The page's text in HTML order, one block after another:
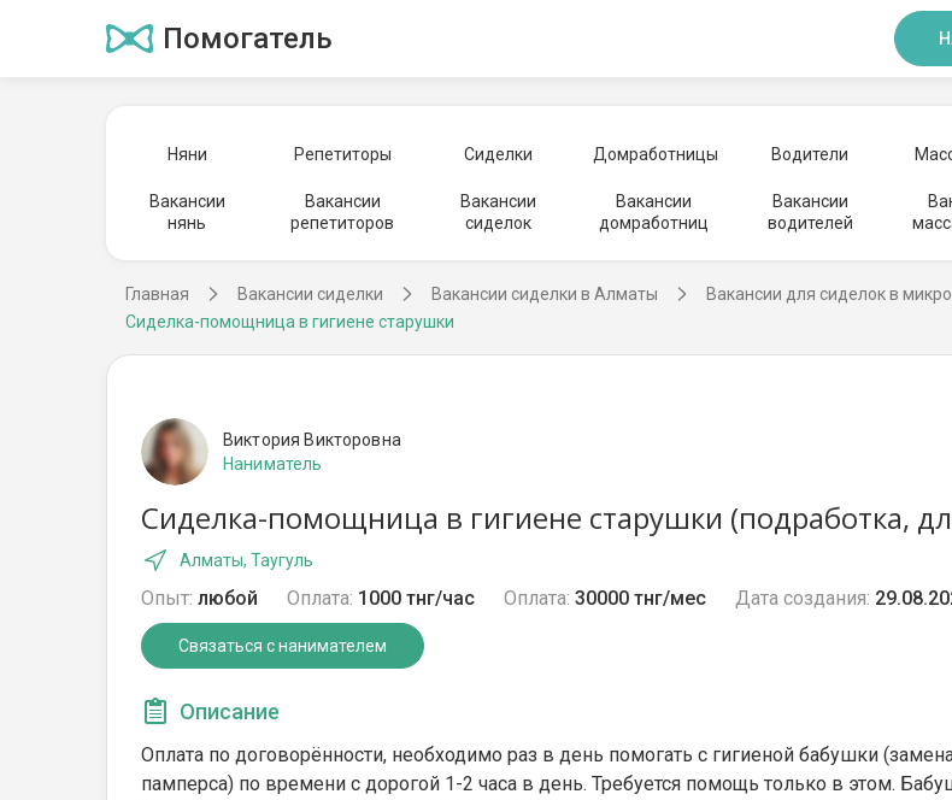
Помогатель
Няни Репетиторы Сиделки Домработницы Водители
Вакансии
нянь
Вакансии
репетиторов
Вакансии
сиделок
Вакансии
домработниц
Вакансии
водителей
Главная Вакансии сиделки Вакансии сиделки в Алматы
Вакансии для сиделок в
Сиделка-помощница в гигиене старушки
Виктория Викторовна
Наниматель
Сиделка-помощница в гигиене старушки (подработка,
Алматы, Таугуль
Опыт: любой Оплата: 1000 тнг/час Оплата: 30000 тнг/мес Дата создания:
Связаться с нанимателем
Описание
Оплата по договорённости, необходимо раз в день помогать с гигиеной бабушки
памперса) по времени с дорогой 1-2 часа в день. Требуется помощь только в этом.